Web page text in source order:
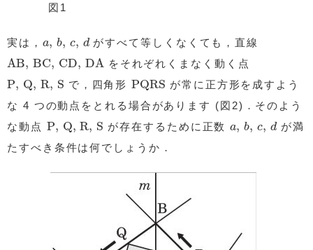
図1
実は， a, b, c, d
a b, ,d がすべて等しくなくても，直線
AB, BC, CD, DA
AB BC,CD,DA をそれぞれくまなく動く点
P, Q, R, S
P, Q,R ,S で，四角形PQRS
PQRS が常に正方形を成すよう
な 4 つの動点をとれる場合があります (図2)．そのよう
な動点 P, Q, R, S
P, Q,R ,S が存在するために正数a, b, c, d
a b, ,d
が満
たすべき条件は何でしょうか．